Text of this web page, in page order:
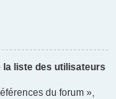
la liste des utilisateurs
du forum »,